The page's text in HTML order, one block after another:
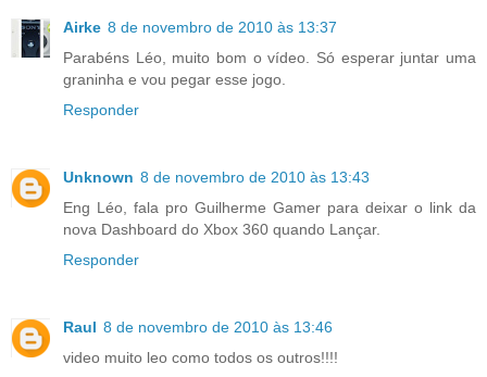
Airke 8 de novembro de 2010 às 13:37
Parabéns Léo, muito bom o vídeo. Só esperar juntar uma
graninha e vou pegar esse jogo.
Responder
Unknown 8 de novembro de 2010 às 13:43
Eng Léo, fala pro Guilherme Gamer para deixar o link da
nova Dashboard do Xbox 360 quando Lançar.
Responder
Raul 8 de novembro de 2010 às 13:46
video muito leo como todos os outros!!!!